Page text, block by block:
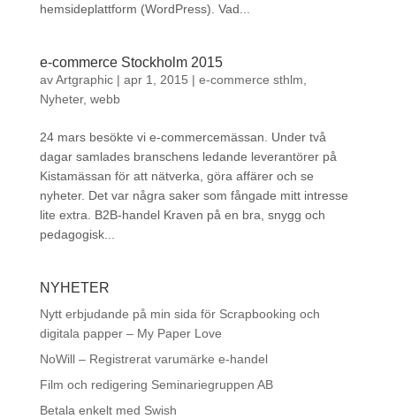
hemsideplattform (WordPress). Vad...
e-commerce Stockholm 2015
avArtgraphic| apr 1, 2015 | e-commerce sthlm
Nyheter, webb
24 mars besökte vi e-commercemässan. Under två
dagar samlades branschens ledande leverantörer på
Kistamässan för att nätverka, göra affärer och se
nyheter. Det var några saker som fångade mitt intresse
lite extra. B2B-handel Kraven på en bra, snygg och
pedagogisk...
NYHETER
Nytt erbjudande på min sida för Scrapbooking och
digitala papper – My Paper Love
NoWill – Registrerat varumärke e-handel
Film och redigering Seminariegruppen AB
Betala enkelt med Swish